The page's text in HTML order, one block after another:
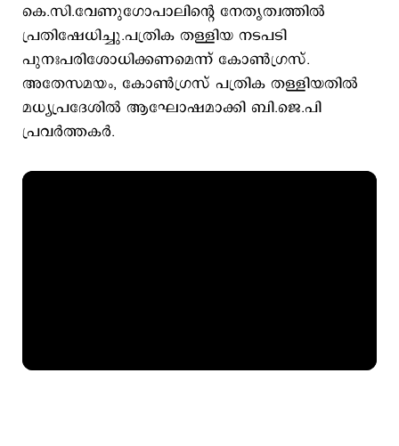
കെ.സി.വേണുഗോപാലിന്റെ നേതൃത്വത്തില്‍
പ്രതിഷേധിച്ചു.പത്രിക തള്ളിയ നടപടി
പുനഃപരിശോധിക്കണമെന്ന് കോണ്‍ഗ്രസ്.
അതേസമയം, കോണ്‍ഗ്രസ് പത്രിക തള്ളിയതില്‍
മധ്യപ്രദേശില്‍ ആഘോഷമാക്കി ബി.ജെ.പി
പ്രവര്‍ത്തകര്‍.